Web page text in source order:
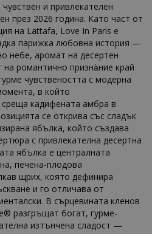
и привлекателен
през 2026 година. Като част от
на Lattafa, Love In Paris е
парижка любовна история —
небе, аромат на десертен
романтично призна̀ние край
чувствеността с модерна
в който
кадифената амбра в
се открива със сладък
ябълка, който създава
с привлекателна десертна
ябълка е централната
печена-плодова
щрих, която дефинира
и го отличава от
В сърцевината кленов
разгръщат богат, гурме-
изтънчена сладост —